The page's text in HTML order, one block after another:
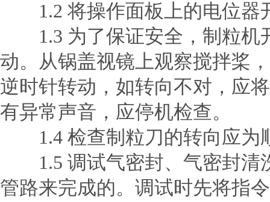
1.2 将操作面板上的电位器
1.3 为了保证安全， 制粒机
动。从锅盖视镜上观察搅拌桨
逆时针转动，如转向不对，应
有异常声音，应停机检查。
1.4 检查制粒刀的转向应为
1.5 调试气密封、气密封清
管路来完成的。调试时先将指